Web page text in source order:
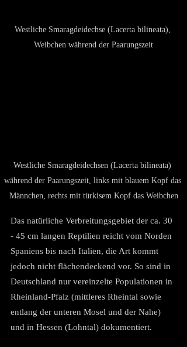
Westliche Smaragdeidechse (Lacerta bilineata),
Weibchen während der Paarungszeit
Westliche Smaragdeidechsen (Lacerta bilineata)
während der Paarungszeit, links mit blauem Kopf das
Männchen, rechts mit türkisem Kopf das Weibchen
Das natürliche Verbreitungsgebiet der ca. 30
- 45 cm langen Reptilien reicht vom Norden
Spaniens bis nach Italien, die Art kommt
jedoch nicht flächendeckend vor. So sind in
Deutschland nur vereinzelte Populationen in
Rheinland-Pfalz (mittleres Rheintal sowie
entlang der unteren Mosel und der Nahe)
und in Hessen (Lohntal) dokumentiert.